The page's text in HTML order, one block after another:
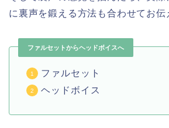
に裏声を鍛える方法も合わせてお伝
ファルセットからヘッドボイスへ
ファルセット
ヘッドボイス